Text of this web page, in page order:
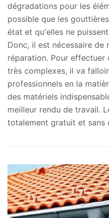
dégradations pour les
possible que les
état et qu'elles ne
Donc, il est nécessaire de
réparation. Pour effectuer
très complexes, il va
professionnels en la
des matériels
meilleur rendu de travail.
totalement gratuit et sans